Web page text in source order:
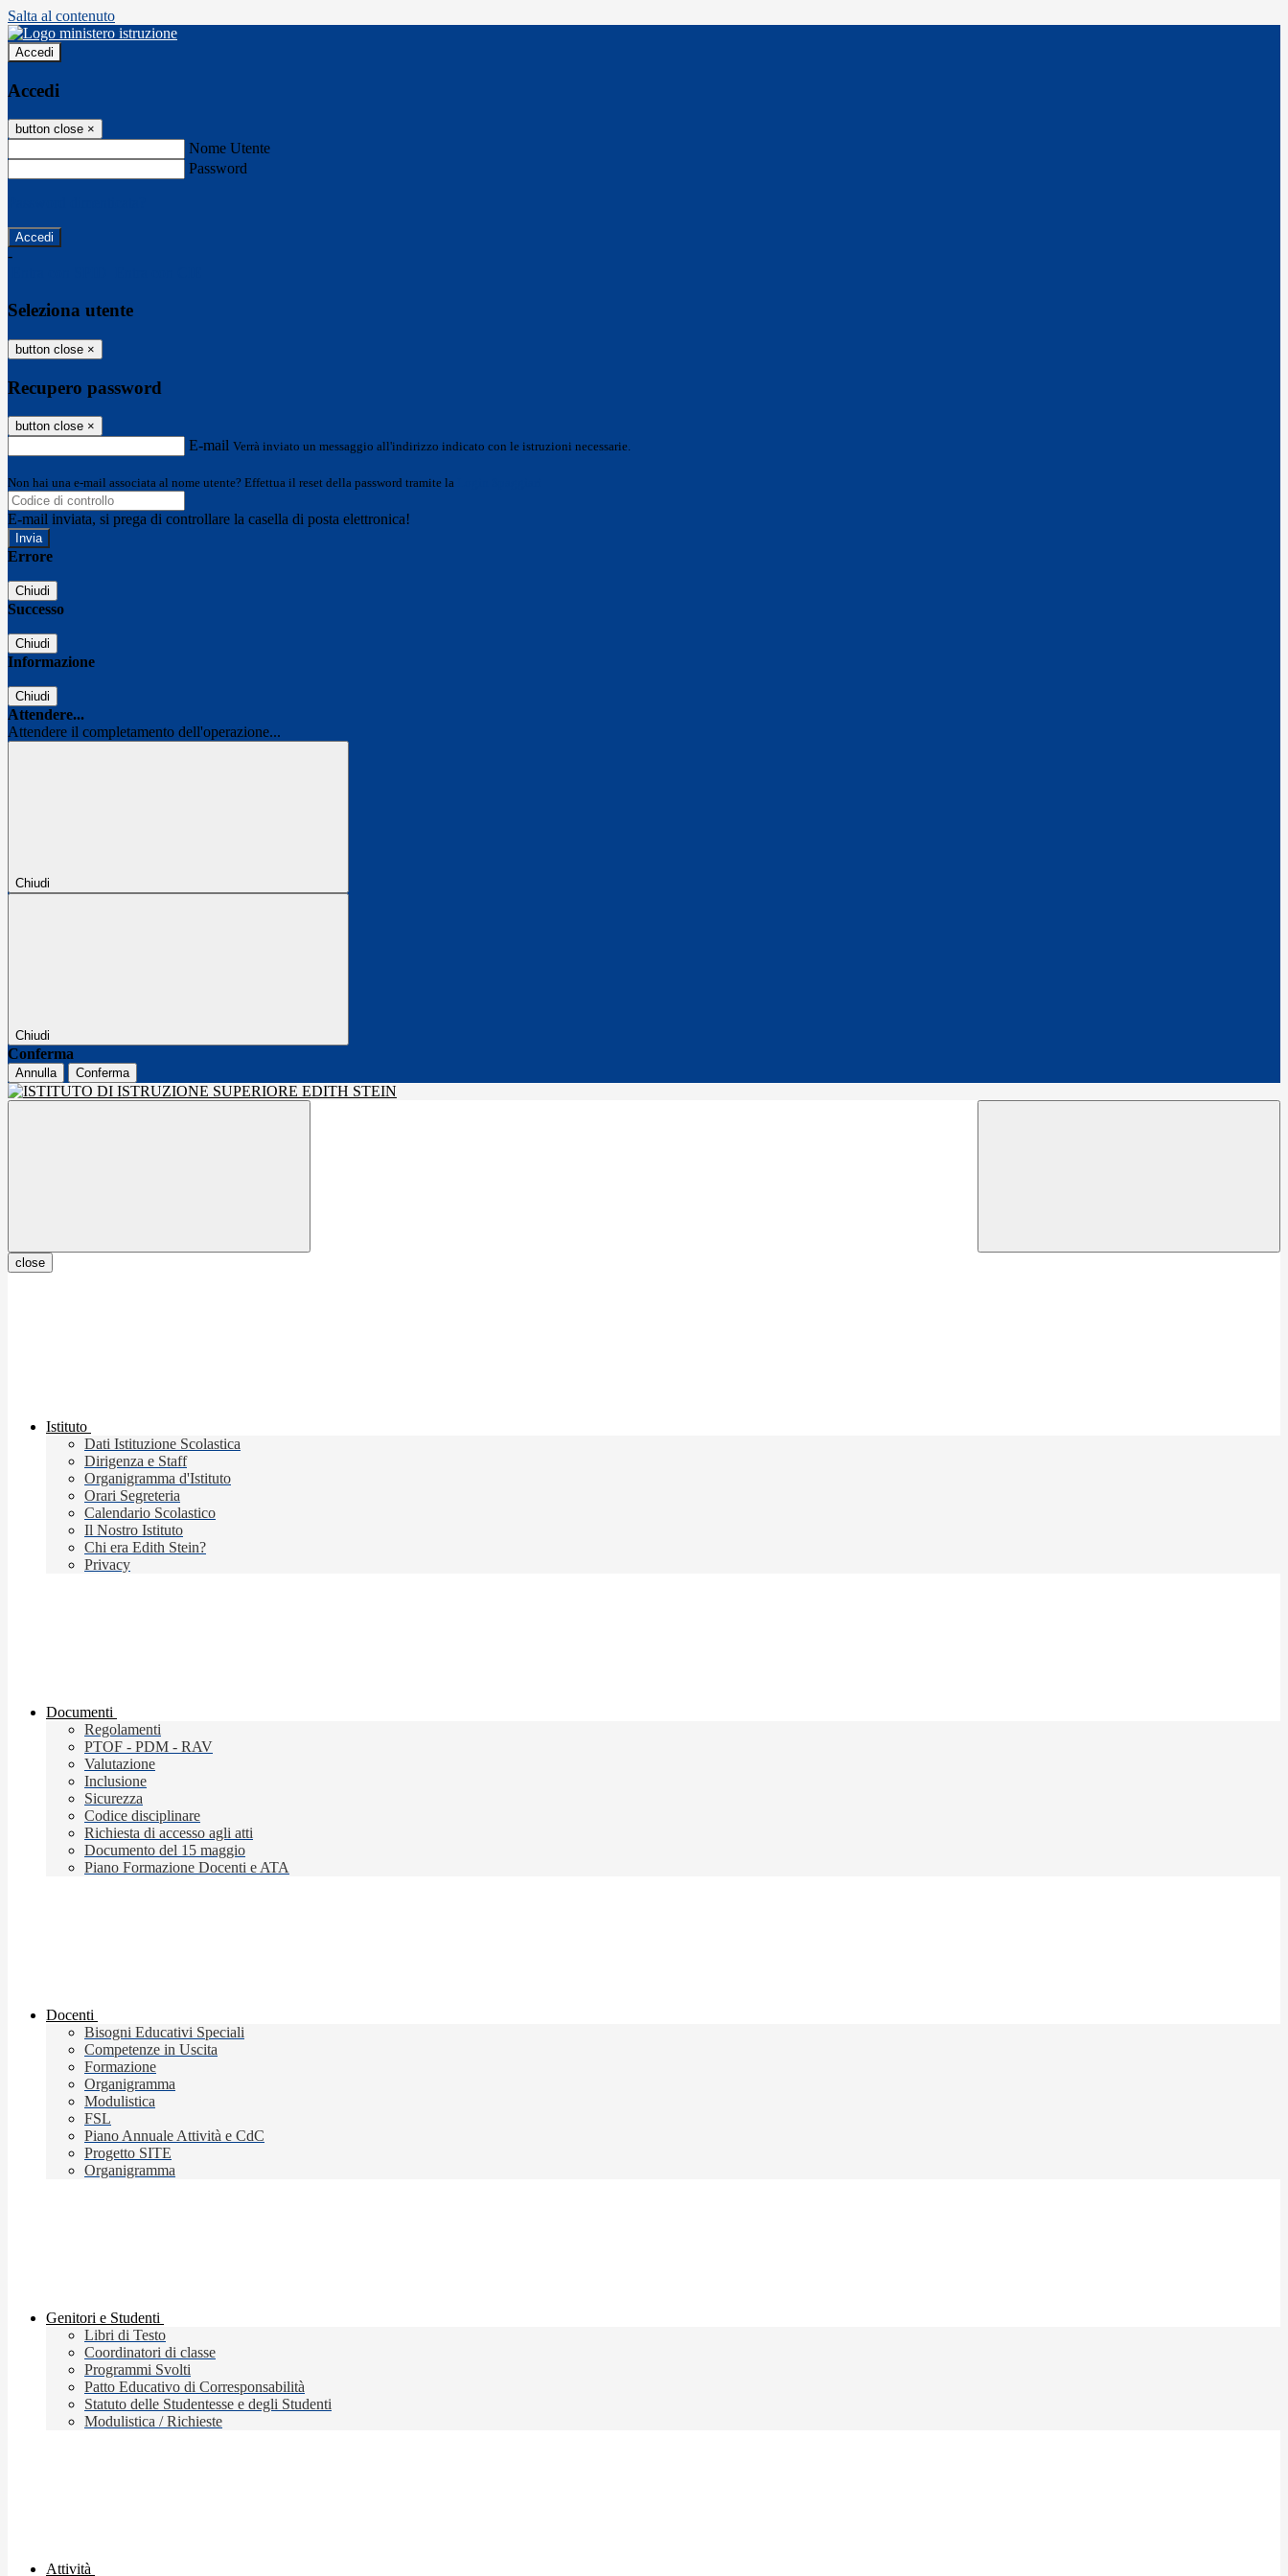
Salta al contenuto
Accedi
Accedi
button close ×
Nome Utente
Password
-
Seleziona utente
button close ×
Recupero password
button close ×
E-mail Verrà inviato un messaggio all'indirizzo indicato con le istruzioni necessarie.
Non hai una e-mail associata al nome utente? Effettua il reset della password tramite la
E-mail inviata, si prega di controllare la casella di posta elettronica!
Errore
Chiudi
Successo
Chiudi
Informazione
Chiudi
Attendere...
Attendere il completamento dell'operazione...
Chiudi
Chiudi
Conferma
Annulla Conferma
close
Istituto
Dati Istituzione Scolastica
Dirigenza e Staff
Organigramma d'Istituto
Orari Segreteria
Calendario Scolastico
Il Nostro Istituto
Chi era Edith Stein?
Privacy
Documenti
Regolamenti
PTOF - PDM - RAV
Valutazione
Inclusione
Sicurezza
Codice disciplinare
Richiesta di accesso agli atti
Documento del 15 maggio
Piano Formazione Docenti e ATA
Docenti
Bisogni Educativi Speciali
Competenze in Uscita
Formazione
Organigramma
Modulistica
FSL
Piano Annuale Attività e CdC
Progetto SITE
Organigramma
Genitori e Studenti
Libri di Testo
Coordinatori di classe
Programmi Svolti
Patto Educativo di Corresponsabilità
Statuto delle Studentesse e degli Studenti
Modulistica / Richieste
Attività